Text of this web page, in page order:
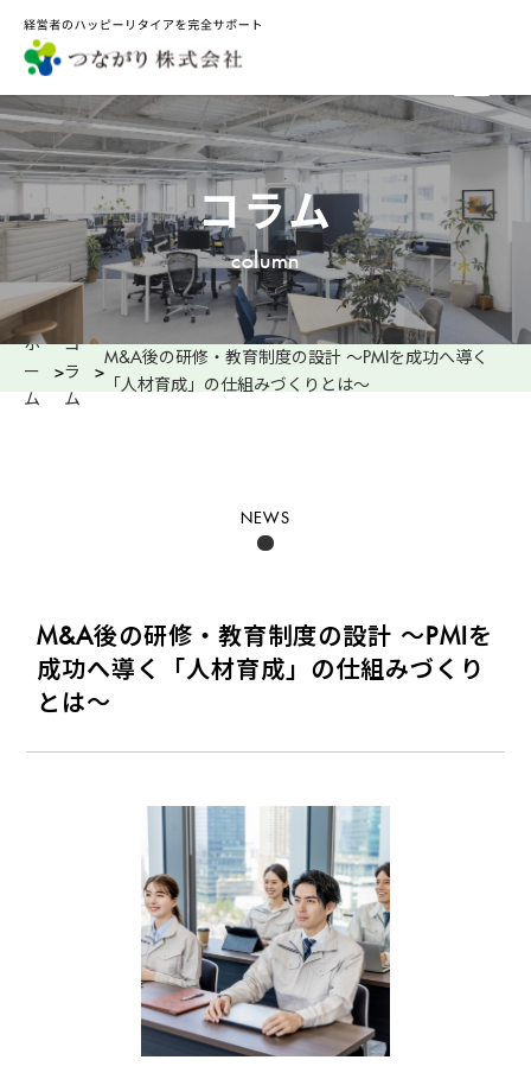
コラム
column
ホ
ム
ラ
ム
M&A後の研修・教育制度の設計 ～PMIを成功へ導く
「人材育成」の仕組みづくりとは～
M&A後の研修・教育制度の設計 ～PMIを
成功へ導く「人材育成」の仕組みづくり
とは～
NEWS